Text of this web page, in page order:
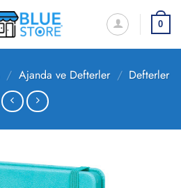
0
/ Ajanda ve Defterler / Defterler